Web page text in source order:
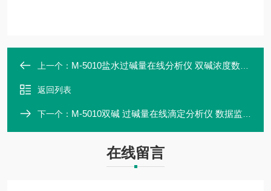
上一个： M-5010盐水过碱量在线分析仪 双碱浓度数据监控
返回列表
下一个： M-5010双碱 过碱量在线滴定分析仪 数据监测设备
在线留言